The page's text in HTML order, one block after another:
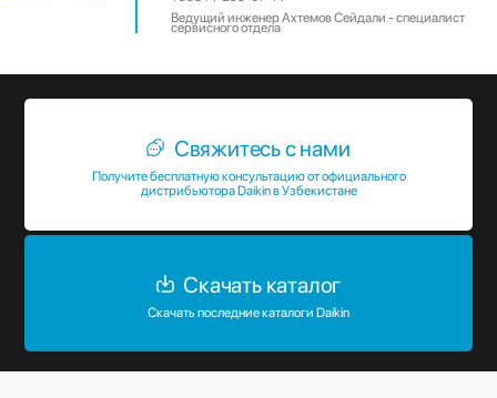
Ведущий инженер Ахтемов Сейдали - специалист
сервисного отдела
Свяжитесь с нами
Получите бесплатную консультацию от официального
дистрибьютора Daikin в Узбекистане
Скачать каталог
Скачать последние каталоги Daikin